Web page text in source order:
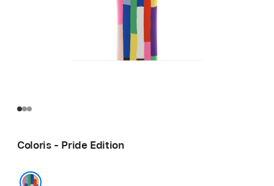
Coloris - Pride Edition